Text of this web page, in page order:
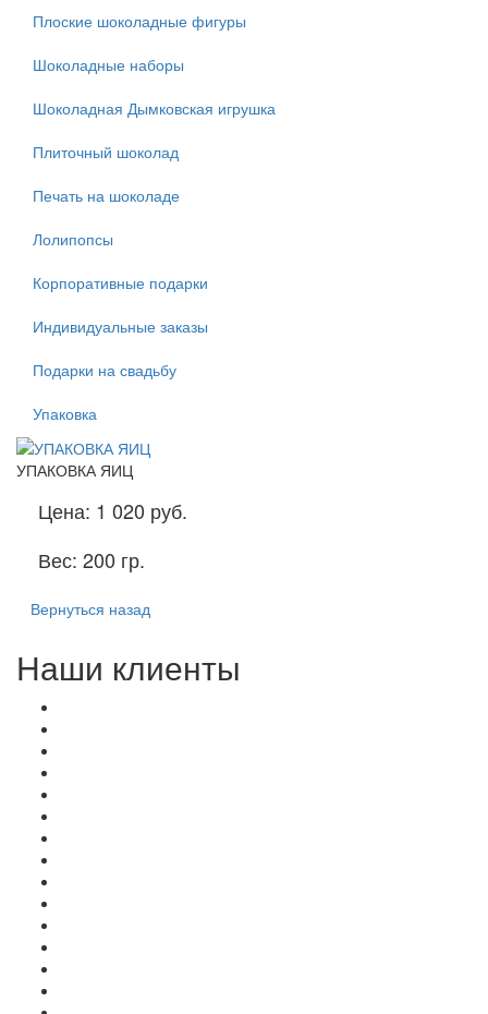
Плоские шоколадные фигуры
Шоколадные наборы
Шоколадная Дымковская игрушка
Плиточный шоколад
Печать на шоколаде
Лолипопсы
Корпоративные подарки
Индивидуальные заказы
Подарки на свадьбу
Упаковка
УПАКОВКА ЯИЦ
Цена: 1 020 руб.
Вес: 200 гр.
Вернуться назад
Наши клиенты